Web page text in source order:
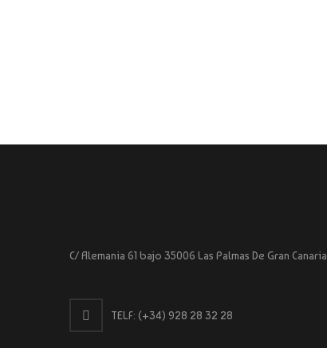
C/ Alemania 61 bajo 35006 Las Palmas De Gran Canaria
TELF: (+34) 928 28 32 28